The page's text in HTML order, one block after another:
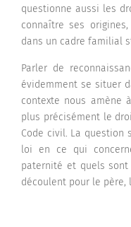
questionne aussi les
connaître ses
dans un cadre familial
Parler de
évidemment se situer
contexte nous
plus précisément le
Code civil. La question
loi en ce qui
paternité et quels
découlent pour le père,